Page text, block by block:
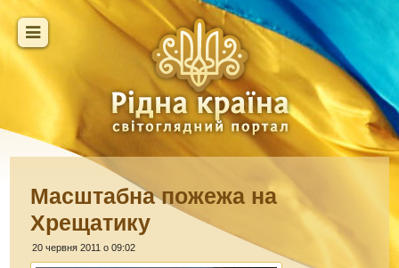
Масштабна пожежа на
Хрещатику
20 червня 2011 о 09:02